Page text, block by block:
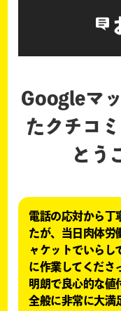
Googleマ
たクチコミ
とう
電話の応対から丁
たが、当日肉体労
ャケットでいらし
に作業してくださ
明朗で良心的な値
全般に非常に大満